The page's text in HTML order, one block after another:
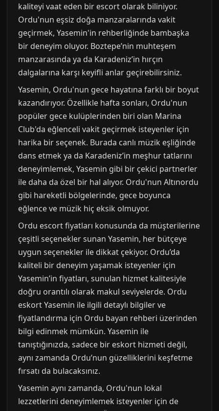
kaliteyi vaat eden bir escort olarak biliniyor.
Ordu'nun eşsiz doğa manzaralarında vakit
geçirmek, Yasemin'in rehberliğinde bambaşka
bir deneyim oluyor. Boztepe’nin muhteşem
manzarasında ya da Karadeniz’in hırçın
dalgalarına karşı keyifli anlar geçirebilirsiniz.
Yasemin, Ordu'nun gece hayatına farklı bir boyut
kazandırıyor. Özellikle hafta sonları, Ordu'nun
popüler gece kulüplerinden biri olan Marina
Club'da eğlenceli vakit geçirmek isteyenler için
harika bir seçenek. Burada canlı müzik eşliğinde
dans etmek ya da Karadeniz’in meşhur tatlarını
deneyimlemek, Yasemin gibi bir çekici partnerler
ile daha da özel bir hal alıyor. Ordu'nun Altınordu
gibi hareketli bölgelerinde, gece boyunca
eğlence ve müzik hiç eksik olmuyor.
Ordu escort fiyatları konusunda da müşterilerine
çeşitli seçenekler sunan Yasemin, her bütçeye
uygun seçenekler ile dikkat çekiyor. Ordu’da
kaliteli bir deneyim yaşamak isteyenler için
Yasemin’in fiyatları, sunulan hizmet kalitesiyle
doğru orantılı olarak makul seviyelerde. Ordu
eskort Yasemin ile ilgili detaylı bilgiler ve
fiyatlandırma için Ordu bayan rehberi üzerinden
bilgi edinmek mümkün. Yasemin ile
tanıştığınızda, sadece bir eskort hizmeti değil,
aynı zamanda Ordu’nun güzelliklerini keşfetme
fırsatı da bulacaksınız.
Yasemin aynı zamanda, Ordu'nun lokal
lezzetlerini deneyimlemek isteyenler için de